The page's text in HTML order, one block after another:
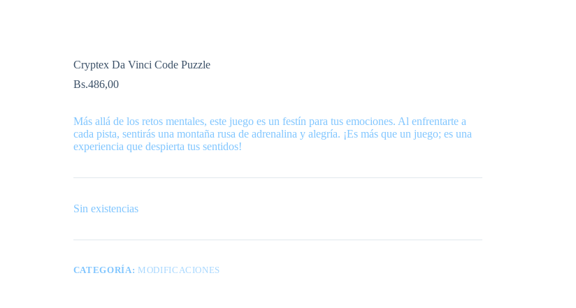
Cryptex Da Vinci Code Puzzle
Bs.486,00
Más allá de los retos mentales, este juego es un festín para tus emociones. Al enfrentarte a
cada pista, sentirás una montaña rusa de adrenalina y alegría. ¡Es más que un juego; es una
experiencia que despierta tus sentidos!
Sin existencias
CATEGORÍA: MODIFICACIONES